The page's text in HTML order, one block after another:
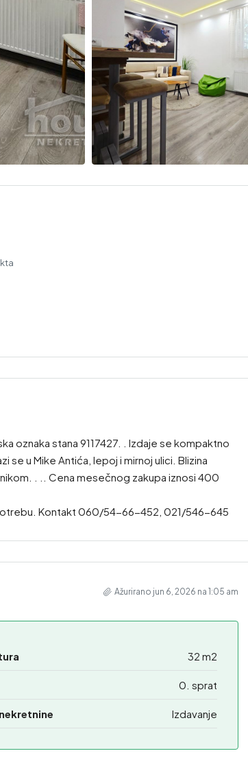
oznaka stana 9117427. . Izdaje se kompaktno
u Mike Antića, lepoj i mirnoj ulici. Blizina
. .. Cena mesečnog zakupa iznosi 400
Kontakt 060/54-66-452, 021/546-645
Ažurirano jun 6, 2026 na 1:05 am
32 m2
0. sprat
Izdavanje